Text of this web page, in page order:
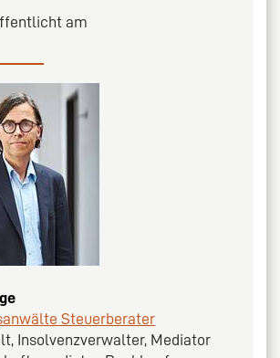
am
Steuerberater
Insolvenzverwalter, Mediator